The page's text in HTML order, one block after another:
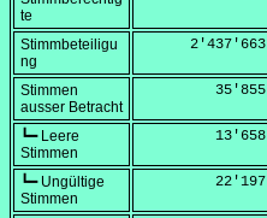
te
Stimmbeteiligu
ng
      2'437'663
Stimmen
ausser Betracht
         35'855
┗━ Leere
Stimmen
         13'658
┗━ Ungültige
Stimmen
         22'197